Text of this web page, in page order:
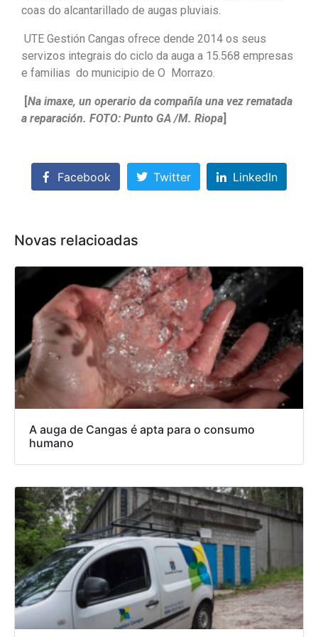
coas do alcantarillado de augas pluviais.
UTE Gestión Cangas ofrece dende 2014 os seus
servizos integrais do ciclo da auga a 15.568 empresas
e familias do municipio de O Morrazo.
Na imaxe, un operario da compañía una vez rematada
a reparación. FOTO: Punto GA /M. Riopa
Facebook Twitter LinkedIn
Novas relacioadas
A auga de Cangas é apta para o consumo
humano